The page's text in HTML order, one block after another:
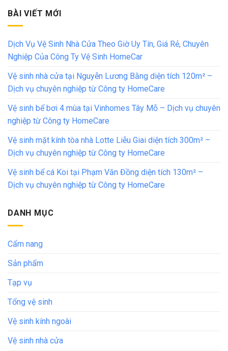
BÀI VIẾT MỚI
Dịch Vụ Vệ Sinh Nhà Cửa Theo Giờ Uy Tín, Giá Rẻ, Chuyên
Nghiệp Của Công Ty Vệ Sinh HomeCar
Vệ sinh nhà cửa tại Nguyễn Lương Bằng diện tích 120m² –
Dịch vụ chuyên nghiệp từ Công ty HomeCare
Vệ sinh bể bơi 4 mùa tại Vinhomes Tây Mỗ – Dịch vụ chuyên
nghiệp từ Công ty HomeCare
Vệ sinh mặt kính tòa nhà Lotte Liễu Giai diện tích 300m² –
Dịch vụ chuyên nghiệp từ Công ty HomeCare
Vệ sinh bể cá Koi tại Phạm Văn Đồng diện tích 130m² –
Dịch vụ chuyên nghiệp từ Công ty HomeCare
DANH MỤC
Cẩm nang
Sản phẩm
Tạp vụ
Tổng vệ sinh
Vệ sinh kính ngoài
Vệ sinh nhà cửa